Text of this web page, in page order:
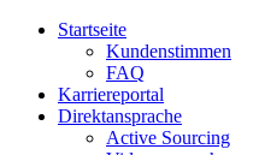
Startseite
Kundenstimmen
FAQ
Karriereportal
Direktansprache
Active Sourcing